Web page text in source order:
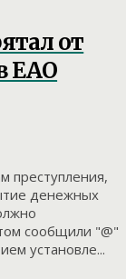
от
ЕАО
преступления,
денежных
сообщили "@"
установле...